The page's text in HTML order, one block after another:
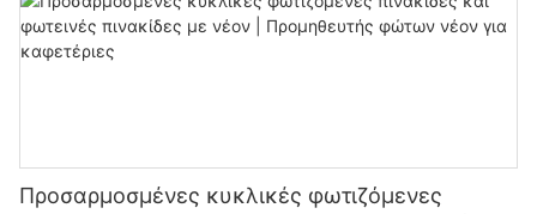
Προσαρμοσμένες κυκλικές φωτιζόμενες